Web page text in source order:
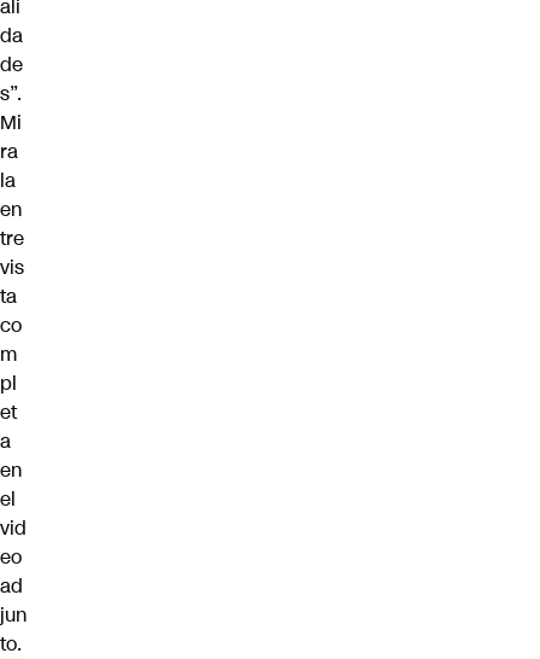
ali
da
de
s”.
Mi
ra
la
en
tre
vis
ta
co
m
pl
et
a
en
el
vid
eo
ad
jun
to.